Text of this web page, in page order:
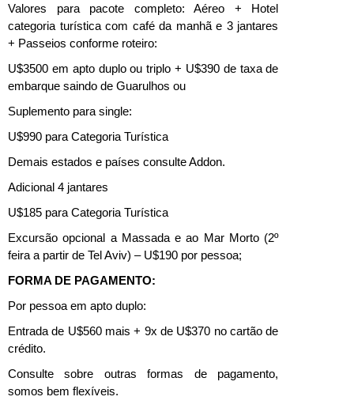
Valores para pacote completo: Aéreo + Hotel
categoria turística com café da manhã e 3 jantares
+ Passeios conforme roteiro:
U$3500 em apto duplo ou triplo + U$390 de taxa de
embarque saindo de Guarulhos ou
Suplemento para single:
U$990 para Categoria Turística
Demais estados e países consulte Addon.
Adicional 4 jantares
U$185 para Categoria Turística
Excursão opcional a Massada e ao Mar Morto (2º
feira a partir de Tel Aviv) – U$190 por pessoa;
FORMA DE PAGAMENTO:
Por pessoa em apto duplo:
Entrada de U$560 mais + 9x de U$370 no cartão de
crédito.
Consulte sobre outras formas de pagamento,
somos bem flexíveis.